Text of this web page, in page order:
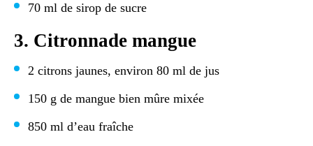
70 ml de sirop de sucre
3. Citronnade mangue
2 citrons jaunes, environ 80 ml de jus
150 g de mangue bien mûre mixée
850 ml d’eau fraîche